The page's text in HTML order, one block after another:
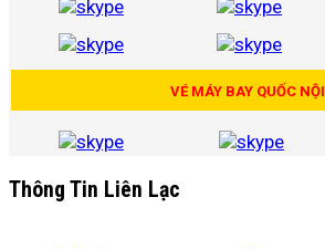
VÉ MÁY BAY QUỐC NỘI
Thông Tin Liên Lạc